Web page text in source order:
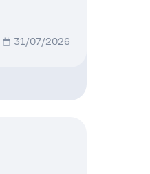
31/07/2026